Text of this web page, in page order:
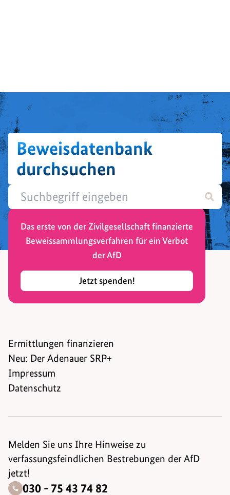
Beweisdatenbank
durchsuchen
Das erste von der Zivilgesellschaft finanzierte
Beweissammlungsverfahren für ein Verbot
der AfD
Jetzt spenden!
Ermittlungen finanzieren
Neu: Der Adenauer SRP+
Impressum
Datenschutz
Melden Sie uns Ihre Hinweise zu
verfassungsfeindlichen Bestrebungen der AfD
jetzt!
030 - 75 43 74 82